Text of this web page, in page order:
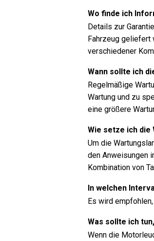
Wo finde ich
Details zur
Fahrzeug geliefert
verschiedener
Wann sollte ich
Regelmäßige
Wartung und zu
eine größere
Wie setze ich die
Um die
den Anweisungen
Kombination von
In welchen
Es wird
Was sollte ich
Wenn die